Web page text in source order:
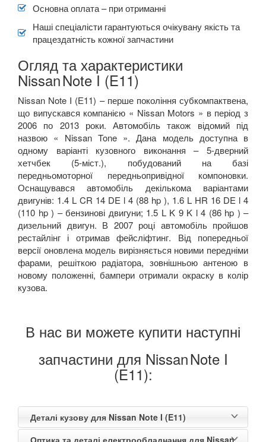
Основна оплата – при отриманні
Наші спеціалісти гарантуються очікувану якість та
працездатність кожної запчастини
Огляд та характеристики
NissanNote I (E11)
Nissan Note I (Е11) – перше покоління субкомпактвена,
що випускався компанією « Nissan Motors » в період з
2006 по 2013 роки. Автомобіль також відомий під
назвою « Nissan Tone ». Дана модель доступна в
одному варіанті кузовного виконання – 5-дверний
хетчбек (5-міст.), побудований на базі
передньомоторної передньопривідної компоновки.
Оснащувався автомобіль декількома варіантами
двигунів: 1.4 L CR 14 DE l 4 (88 hp ), 1.6 L HR 16 DE l 4
(110 hp ) – бензинові двигуни; 1.5 L K 9 K l 4 (86 hp ) –
дизельний двигун. В 2007 році автомобіль пройшов
рестайлінг і отримав фейсліфтинг. Від попередньої
версії оновлена модель вирізняється новими передніми
фарами, решіткою радіатора, зовнішньою антеною в
новому положенні, бампери отримали окраску в колір
кузова.
В нас ви можете купити наступні
запчастини для NissanNote I
(E11):
Деталі кузову для Nissan Note I (E11)
Оптика та деталі електрообладнання для Nissan